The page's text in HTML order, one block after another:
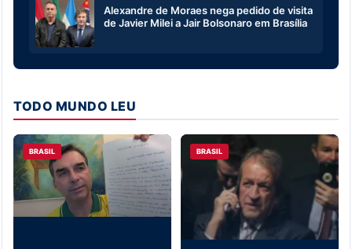
Alexandre de Moraes nega pedido de visita
de Javier Milei a Jair Bolsonaro em Brasília
TODO MUNDO LEU
BRASIL BRASIL